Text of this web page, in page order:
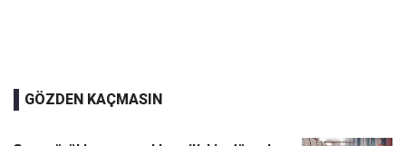
GÖZDEN KAÇMASIN